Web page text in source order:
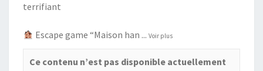
terrifiant
Escape game “Maison han ...Voir plus
Ce contenu n’est pas disponible actuellement